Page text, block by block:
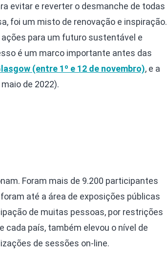
evitar e reverter o desmanche de todas
foi um misto de renovação e inspiração.
para um futuro sustentável e
é um marco importante antes das
(entre 1º e 12 de novembro), e a
de 2022).
Foram mais de 9.200 participantes
até a área de exposições públicas
de muitas pessoas, por restrições
país, também elevou o nível de
de sessões on-line.